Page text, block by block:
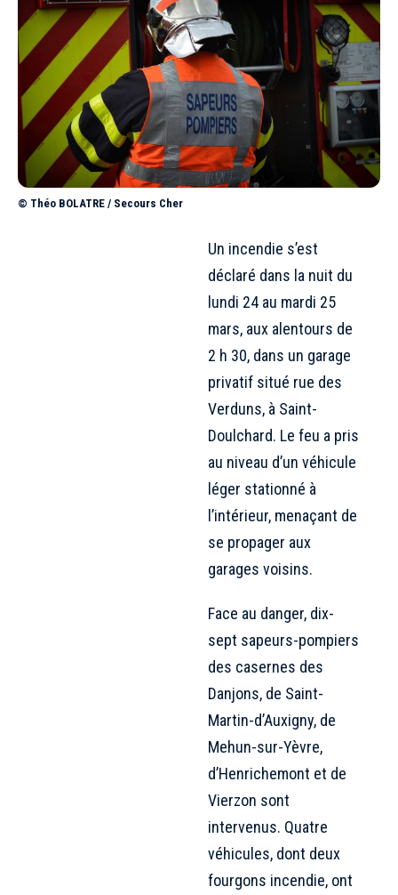
© Théo BOLATRE / Secours Cher
Un incendie s’est
déclaré dans la nuit du
lundi 24 au mardi 25
mars, aux alentours de
2 h 30, dans un garage
privatif situé rue des
Verduns, à Saint-
Doulchard. Le feu a pris
au niveau d’un véhicule
léger stationné à
l’intérieur, menaçant de
se propager aux
garages voisins.
Face au danger, dix-
sept sapeurs-pompiers
des casernes des
Danjons, de Saint-
Martin-d’Auxigny, de
Mehun-sur-Yèvre,
d’Henrichemont et de
Vierzon sont
intervenus. Quatre
véhicules, dont deux
fourgons incendie, ont